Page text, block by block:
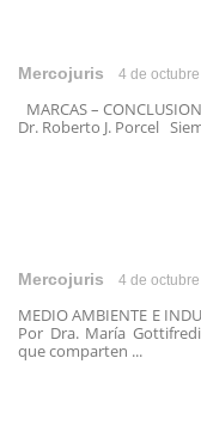
Mercojuris 4 de
MARCAS –
Dr. Roberto J. Porcel
Mercojuris 4 de
MEDIO AMBIENTE E
Por Dra. María
que comparten ...